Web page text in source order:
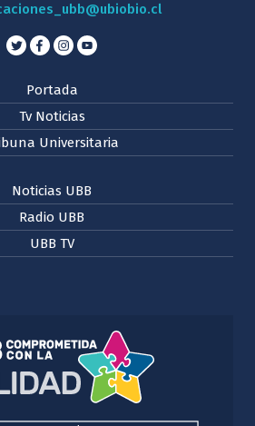
Portada
Tv Noticias
Universitaria
Noticias UBB
Radio UBB
UBB TV